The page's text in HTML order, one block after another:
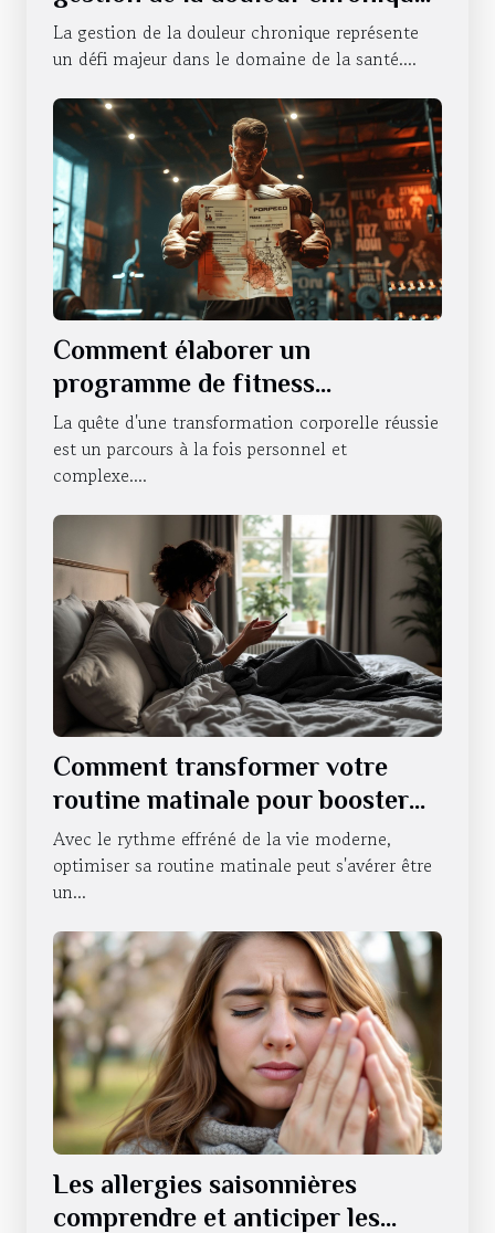
efficacité et applications
La gestion de la douleur chronique représente
un défi majeur dans le domaine de la santé....
Comment élaborer un
programme de fitness
personnalisé pour une
transformation corporelle
La quête d'une transformation corporelle réussie
est un parcours à la fois personnel et
complexe....
Comment transformer votre
routine matinale pour booster
votre énergie
Avec le rythme effréné de la vie moderne,
optimiser sa routine matinale peut s'avérer être
un...
Les allergies saisonnières
comprendre et anticiper les